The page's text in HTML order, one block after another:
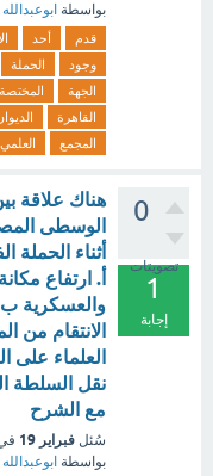
بواسطة ابوعبدالله
قدم أحد
وجود
الحملة
الجهة
المختصة
القاهرة
المجمع
العلمي
0
تصويتات
1
إجابة
هناك علاقة
الوسطى
أثناء الحملة
أ. ارتفاع
والعسكرية
الانتقام من
العلماء على
نقل السلطة
مع الشرح
سُئل فبراير 19
بواسطة ابوعبدالله